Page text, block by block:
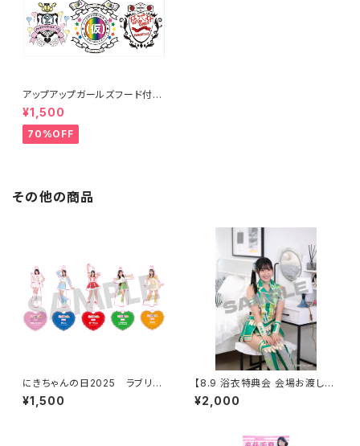
アップアップガールズフード付き
タオル
¥1,500
70%OFF
その他の商品
にきちゃんの日2025 ラブリー
衣装 アクリルキーホルダー
¥1,500
【8.9 浴衣特典会 会場お渡し限
定】鈴木志乃 コスチューム①ポ
ートレート ※発送はいたしませ
¥2,000